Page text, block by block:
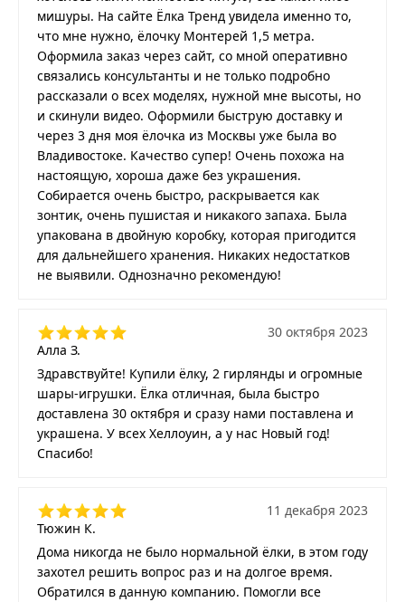
мишуры. На сайте Ёлка Тренд увидела именно то,
что мне нужно, ёлочку Монтерей 1,5 метра.
Оформила заказ через сайт, со мной оперативно
связались консультанты и не только подробно
рассказали о всех моделях, нужной мне высоты, но
и скинули видео. Оформили быструю доставку и
через 3 дня моя ёлочка из Москвы уже была во
Владивостоке. Качество супер! Очень похожа на
настоящую, хороша даже без украшения.
Собирается очень быстро, раскрывается как
зонтик, очень пушистая и никакого запаха. Была
упакована в двойную коробку, которая пригодится
для дальнейшего хранения. Никаких недостатков
не выявили. Однозначно рекомендую!
Алла З.
30 октября 2023
Здравствуйте! Купили ёлку, 2 гирлянды и огромные
шары-игрушки. Ёлка отличная, была быстро
доставлена 30 октября и сразу нами поставлена и
украшена. У всех Хеллоуин, а у нас Новый год!
Спасибо!
Тюжин К.
11 декабря 2023
Дома никогда не было нормальной ёлки, в этом году
захотел решить вопрос раз и на долгое время.
Обратился в данную компанию. Помогли все